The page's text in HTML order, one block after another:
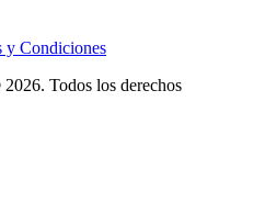
y Condiciones
Todos los derechos